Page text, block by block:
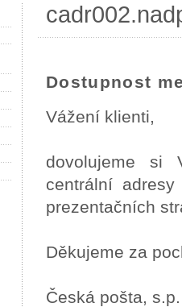
Dostupnost
Vážení klienti,
dovolujeme si
centrální
prezentačních
Děkujeme za
Česká pošta, s.p.